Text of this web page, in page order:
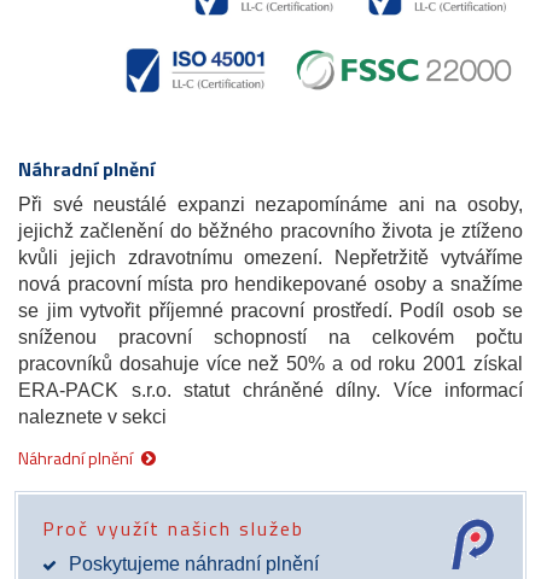
Náhradní plnění
Při své neustálé expanzi nezapomínáme ani na osoby,
jejichž začlenění do běžného pracovního života je ztíženo
kvůli jejich zdravotnímu omezení. Nepřetržitě vytváříme
nová pracovní místa pro hendikepované osoby a snažíme
se jim vytvořit příjemné pracovní prostředí. Podíl osob se
sníženou pracovní schopností na celkovém počtu
pracovníků dosahuje více než 50% a od roku 2001 získal
ERA-PACK s.r.o. statut chráněné dílny. Více informací
naleznete v sekci
Náhradní plnění
Proč využít našich služeb
Poskytujeme náhradní plnění